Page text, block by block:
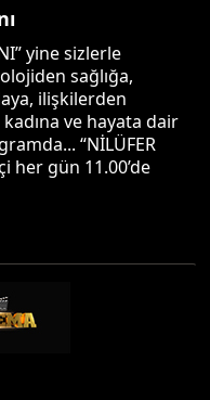
yine sizlerle
sağlığa,
ilişkilerden
ve hayata dair
“NİLÜFER
her gün 11.00’de